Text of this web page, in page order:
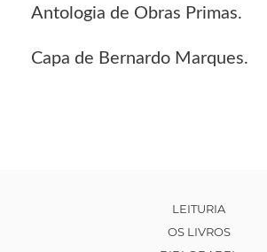
Antologia de Obras Primas.
Capa de Bernardo Marques.
LEITURIA
OS LIVROS